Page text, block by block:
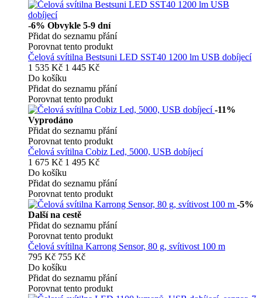
-6% Obvykle 5-9 dní
Přidat do seznamu přání
Porovnat tento produkt
Čelová svítilna Bestsuni LED SST40 1200 lm USB dobíjecí
1 535 Kč 1 445 Kč
Do košíku
Přidat do seznamu přání
Porovnat tento produkt
-11%
Vyprodáno
Přidat do seznamu přání
Porovnat tento produkt
Čelová svítilna Cobiz Led, 5000, USB dobíjecí
1 675 Kč 1 495 Kč
Do košíku
Přidat do seznamu přání
Porovnat tento produkt
-5%
Další na cestě
Přidat do seznamu přání
Porovnat tento produkt
Čelová svítilna Karrong Sensor, 80 g, svítivost 100 m
795 Kč 755 Kč
Do košíku
Přidat do seznamu přání
Porovnat tento produkt